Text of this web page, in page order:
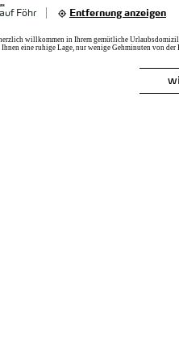
Föhr Entfernung anzeigen
willkommen in Ihrem gemütliche
eine ruhige Lage, nur wenige Gehminuten von der